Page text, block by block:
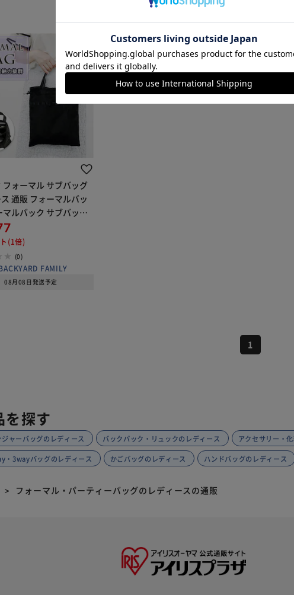
フォーマル サブバッグ
通販 フォーマルバッ
マルバック サブバック
バッグ トートバック ト
巾着 バック 仕切り付
校行事 学校 卒
(1倍)
(0)
FAMILY
08月08日発送予定
1
を探す
ャーバッグのレディース バックパック・リュックのレディース アクセサリー・
・3wayバッグのレディース かごバッグのレディース ハンドバッグのレディース
フォーマル・パーティーバッグのレディースの通販